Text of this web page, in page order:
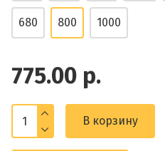
775.00 р.
680 800 1000
В корзину